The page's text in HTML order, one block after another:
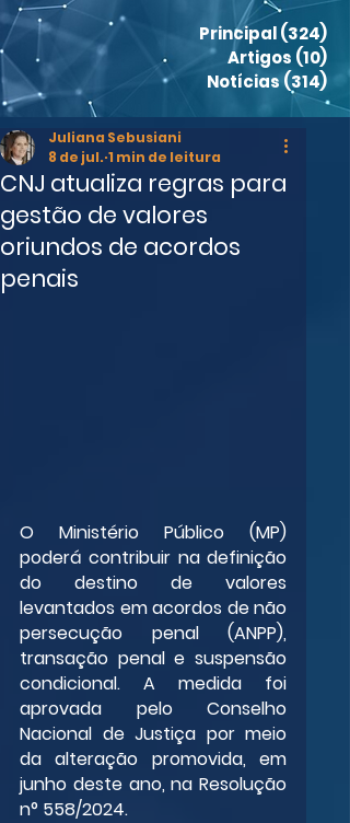
Principal(324)
Artigos (10)
Notícias (314)
CNJ atualiza regras para
gestão de valores
oriundos de acordos
penais
Juliana Sebusiani
8 de jul. 1 min de leitura
O Ministério Público (MP)
poderá contribuir na definição
do destino de valores
levantados em acordos de não
persecução penal (ANPP),
transação penal e suspensão
condicional. A medida foi
aprovada pelo Conselho
Nacional de Justiça por meio
da alteração promovida, em
junho deste ano, na Resolução
n° 558/2024.